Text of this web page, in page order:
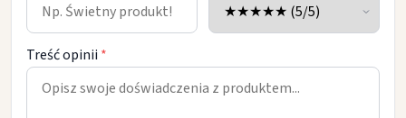
Treść opinii *